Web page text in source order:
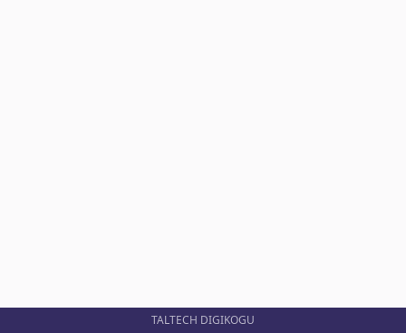
TALTECH DIGIKOGU